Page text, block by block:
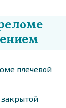
плечевой
закрытой